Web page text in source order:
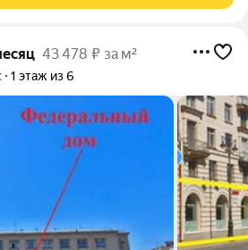
43 478 ₽ за м²
1 этаж из 6